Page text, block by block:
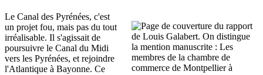
Le Canal des Pyrénées, c'est
un projet fou, mais pas du tout
irréalisable. Il s'agissait de
poursuivre le Canal du Midi
vers les Pyrénées, et rejoindre
l'Atlantique à Bayonne. Ce